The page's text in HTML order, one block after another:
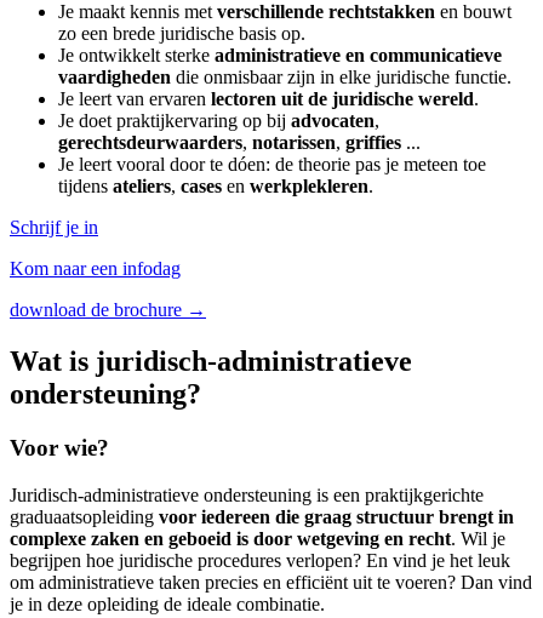
Je maakt kennis metverschillende rechtstakken en bouwt
zo een brede juridische basis op.
Je ontwikkelt sterke administratieve en communicatieve
vaardigheden die onmisbaar zijn in elke juridische functie.
Je leert van ervaren lectoren uit de juridische wereld.
Je doet praktijkervaring op bij advocaten,
gerechtsdeurwaarders, notarissen, griffies ...
Je leert vooral door te dóen: de theorie pas je meteen toe
tijdens ateliers, cases en werkplekleren.
Schrijf je in
Kom naar een infodag
download de brochure →
Wat is juridisch-administratieve
ondersteuning?
Voor wie?
Juridisch-administratieve ondersteuning is een praktijkgerichte
graduaatsopleiding voor iedereen die graag structuur brengt in
complexe zaken en geboeid is door wetgeving en recht. Wil je
begrijpen hoe juridische procedures verlopen? En vind je het leuk
om administratieve taken precies en efficiënt uit te voeren? Dan vind
je in deze opleiding de ideale combinatie.